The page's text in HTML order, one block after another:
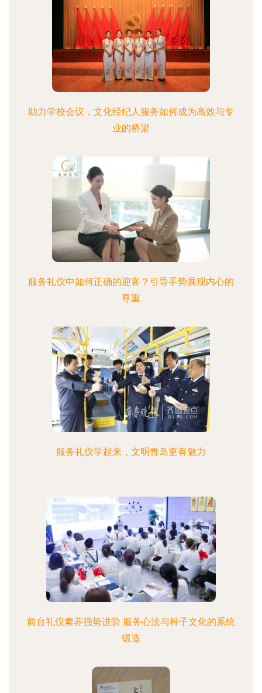
助力学校会议，文化经纪人服务如何成为高效与专
业的桥梁
服务礼仪中如何正确的迎客？引导手势展现内心的
尊重
服务礼仪学起来，文明青岛更有魅力
前台礼仪素养强势进阶 服务心法与种子文化的系统
锻造